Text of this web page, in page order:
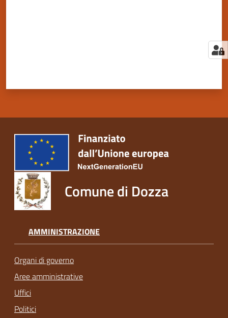
Comune di Dozza
AMMINISTRAZIONE
Organi di governo
Aree amministrative
Uffici
Politici